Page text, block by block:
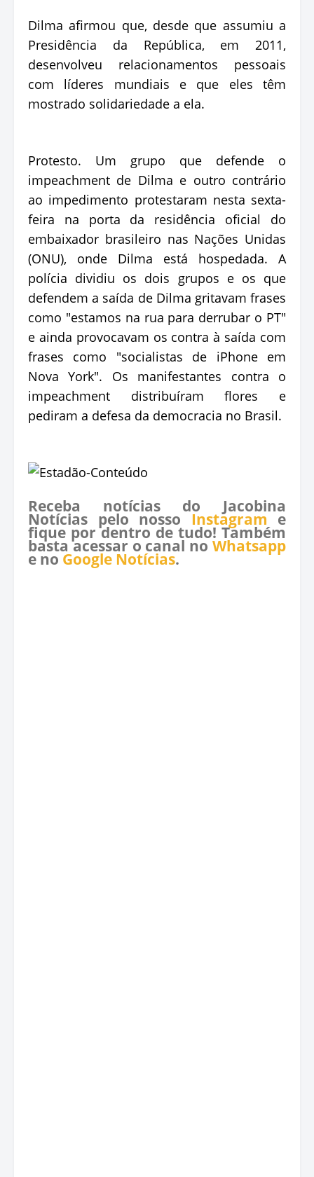
Dilma afirmou que, desde que assumiu a
Presidência da República, em 2011,
desenvolveu relacionamentos pessoais
com líderes mundiais e que eles têm
mostrado solidariedade a ela.
Protesto. Um grupo que defende o
impeachment de Dilma e outro contrário
ao impedimento protestaram nesta sexta-
feira na porta da residência oficial do
embaixador brasileiro nas Nações Unidas
(ONU), onde Dilma está hospedada. A
polícia dividiu os dois grupos e os que
defendem a saída de Dilma gritavam frases
como "estamos na rua para derrubar o PT"
e ainda provocavam os contra à saída com
frases como "socialistas de iPhone em
Nova York". Os manifestantes contra o
impeachment distribuíram flores e
pediram a defesa da democracia no Brasil.
Receba notícias do Jacobina
Notícias pelo nosso Instagram e
fique por dentro de tudo! Também
basta acessar o canal no Whatsapp
e no Google Notícias.